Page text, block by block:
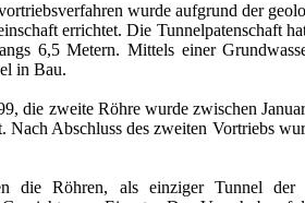
wurde aufgrund der
errichtet. Die Tunnelpatenschaft
6,5 Metern. Mittels einer
in Bau.
die zweite Röhre wurde zwischen
Abschluss des zweiten Vortriebs
die Röhren, als einziger Tunnel